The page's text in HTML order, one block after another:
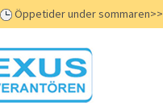
Öppetider under sommaren>>